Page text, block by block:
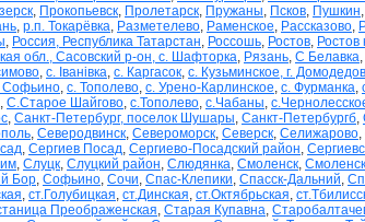
, Прокопьевск, Пролетарск, Пружаны, Псков, Пушкин,
, р.п. Токарёвка, Разметелево, Раменское, Рассказово,
, Россия, Республика Татарстан, Россошь, Ростов, Ростов
обл., Сасовский р-он, с. Шафторка, Рязань, С Белавка,
, с. Іванівка, с. Каргасок, с. Кузьминское, г.
Софьино, с. Тополево, с. Урено-Карлинское, с. Фурманка,
, С.Старое Шайгово, с.Тополево, с.Чабаны,
, Санкт-Петербург, поселок Шушары, Санкт-Петербургб,
, Северодвинск, Североморск, Северск, Селижарово,
, Сергиев Посад, Сергиево-Посадский район,
, Слуцк, Слуцкий район, Слюдянка, Смоленск,
Бор, Софьино, Сочи, Спас-Клепики, Спасск-Дальний,
, ст.Голубицкая, ст.Динская, ст.Октябрьская,
Преображенская, Старая Купавна,